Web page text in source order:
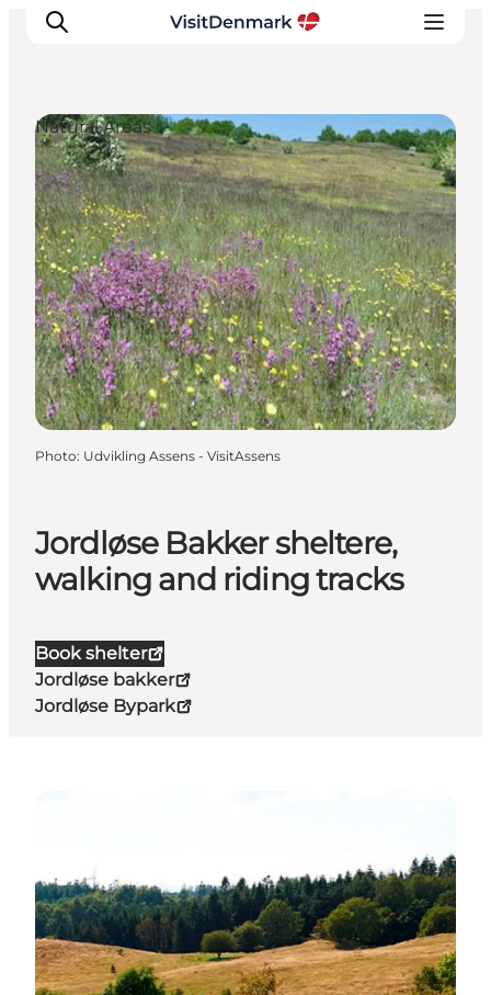
Inspirations
Destinations
Quoi faire
Hébergements
Planifiez votre voyage
Jordløse Bakker sheltere,
walking and riding tracks
Book shelter
Jordløse bakker
Jordløse Bypark
Natural Areas
Photo: Udvikling Assens - VisitAssens